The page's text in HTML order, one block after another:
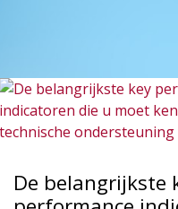
De belangrijkste